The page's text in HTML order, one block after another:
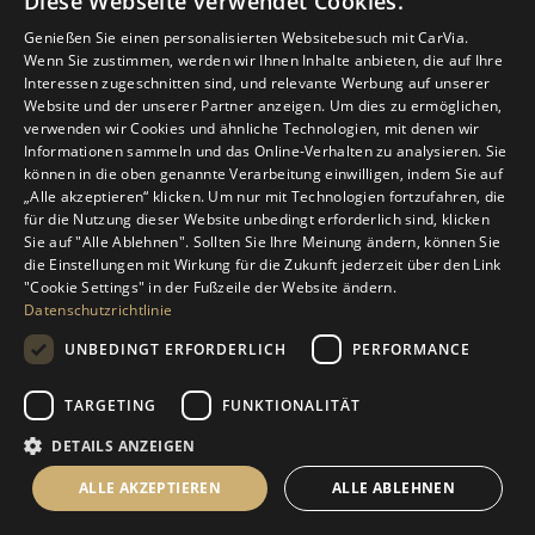
©️ 2026 CarVia
Genießen Sie einen personalisierten Websitebesuch mit CarVia.
Wenn Sie zustimmen, werden wir Ihnen Inhalte anbieten, die auf Ihre
Interessen zugeschnitten sind, und relevante Werbung auf unserer
Website und der unserer Partner anzeigen. Um dies zu ermöglichen,
verwenden wir Cookies und ähnliche Technologien, mit denen wir
Informationen sammeln und das Online-Verhalten zu analysieren. Sie
können in die oben genannte Verarbeitung einwilligen, indem Sie auf
„Alle akzeptieren“ klicken. Um nur mit Technologien fortzufahren, die
für die Nutzung dieser Website unbedingt erforderlich sind, klicken
Sie auf "Alle Ablehnen". Sollten Sie Ihre Meinung ändern, können Sie
die Einstellungen mit Wirkung für die Zukunft jederzeit über den Link
"Cookie Settings" in der Fußzeile der Website ändern.
Datenschutzrichtlinie
UNBEDINGT ERFORDERLICH
PERFORMANCE
TARGETING FUNKTIONALITÄT
DETAILS ANZEIGEN
ALLE AKZEPTIEREN ALLE ABLEHNEN